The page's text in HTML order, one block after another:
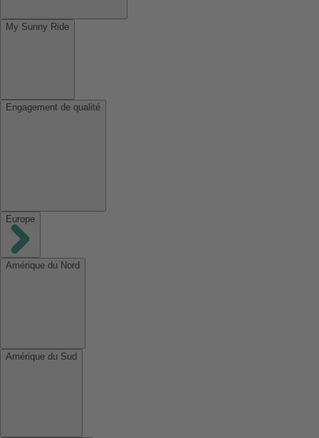
My Sunny Ride
Engagement de qualité
Europe
Amérique du Nord
Amérique du Sud